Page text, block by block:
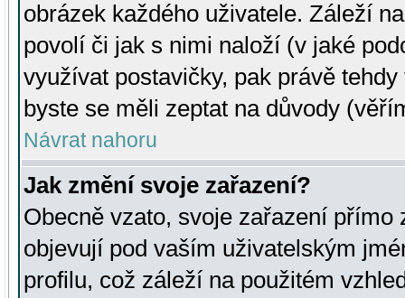
obrázek každého uživatele. Záleží
povolí či jak s nimi naloží (v jaké
využívat postavičky, pak právě
byste se měli zeptat na důvody
Návrat nahoru
Jak změní svoje zařazení?
Obecně vzato, svoje zařazení přímo
objevují pod vaším uživatelským
profilu, což záleží na použitém